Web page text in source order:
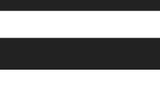
[()]